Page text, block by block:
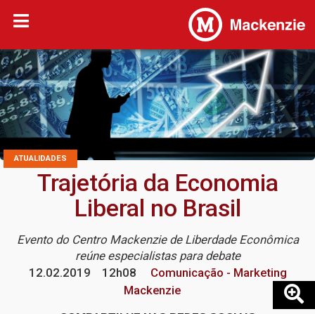
ATUALIDADES
Trajetória da Economia
Liberal no Brasil
Evento do Centro Mackenzie de Liberdade Econômica
reúne especialistas para debate
12.02.2019
12h08
Comunicação - Marketing
Mackenzie